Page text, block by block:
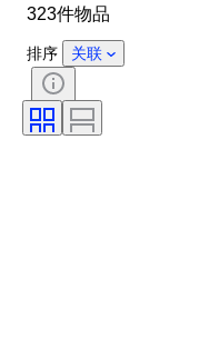
课题
装订
颜色
出售者
323件物品
排序 关联